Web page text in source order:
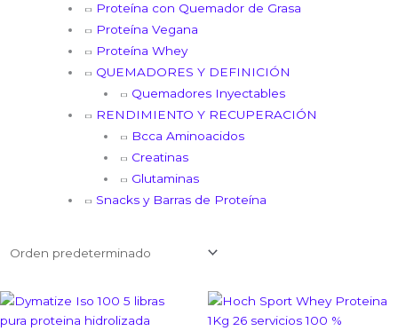
Proteína con Quemador de Grasa
Proteína Vegana
Proteína Whey
QUEMADORES Y DEFINICIÓN
Quemadores Inyectables
RENDIMIENTO Y RECUPERACIÓN
Bcca Aminoacidos
Creatinas
Glutaminas
Snacks y Barras de Proteína